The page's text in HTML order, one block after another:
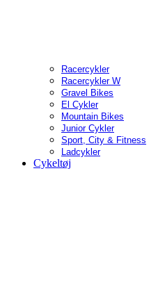
Racercykler
Racercykler W
Gravel Bikes
El Cykler
Mountain Bikes
Junior Cykler
Sport, City & Fitness
Ladcykler
Cykeltøj